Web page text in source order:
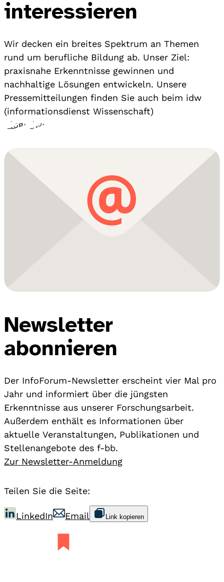
interessieren
Wir decken ein breites Spektrum an Themen
rund um berufliche Bildung ab. Unser Ziel:
praxisnahe Erkenntnisse gewinnen und
nachhaltige Lösungen entwickeln. Unsere
Pressemitteilungen finden Sie auch beim idw
(informationsdienst Wissenschaft)
Blog› idw›
Newsletter
abonnieren
Der InfoForum-Newsletter erscheint vier Mal pro
Jahr und informiert über die jüngsten
Erkenntnisse aus unserer Forschungsarbeit.
Außerdem enthält es Informationen über
aktuelle Veranstaltungen, Publikationen und
Stellenangebote des f-bb.
Zur Newsletter-Anmeldung
Teilen Sie die Seite:
LinkedIn Email Link kopieren